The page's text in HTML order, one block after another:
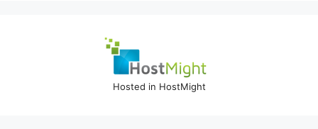
Hosted in HostMight